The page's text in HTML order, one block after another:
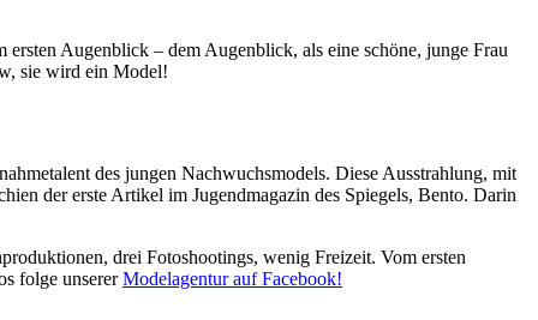
Augenblick – dem Augenblick, als eine schöne, junge Frau
sie wird ein Model!
des jungen Nachwuchsmodels. Diese Ausstrahlung, mit
der erste Artikel im Jugendmagazin des Spiegels, Bento. Darin
drei Fotoshootings, wenig Freizeit. Vom ersten
folge unsererModelagentur auf Facebook!